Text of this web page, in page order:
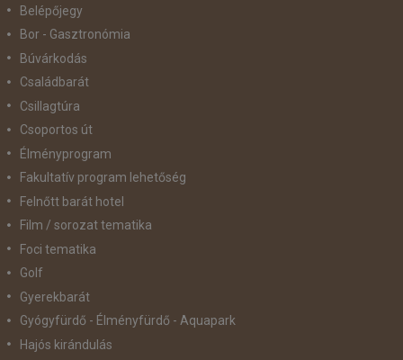
Belépőjegy
Bor - Gasztronómia
Búvárkodás
Családbarát
Csillagtúra
Csoportos út
Élményprogram
Fakultatív program lehetőség
Felnőtt barát hotel
Film / sorozat tematika
Foci tematika
Golf
Gyerekbarát
Gyógyfürdő - Élményfürdő - Aquapark
Hajós kirándulás